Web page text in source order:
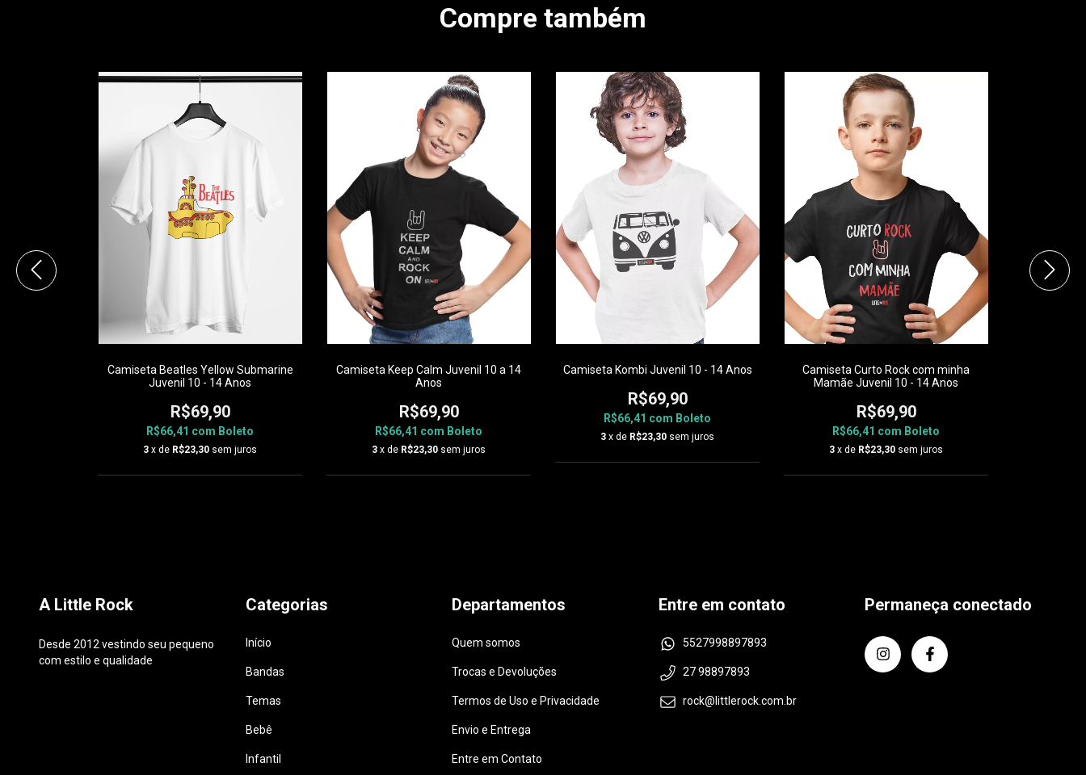
Compre também
Camiseta Beatles Yellow Submarine
Juvenil 10 - 14 Anos
R$69,90
R$66,41 com Boleto
3 x de R$23,30 sem juros
Camiseta Keep Calm Juvenil 10 a 14
Anos
R$69,90
R$66,41 com Boleto
3 x de R$23,30 sem juros
Camiseta Kombi Juvenil 10 - 14 Anos
R$69,90
R$66,41 com Boleto
3 x de R$23,30 sem juros
Camiseta Curto Rock com minha
Mamãe Juvenil 10 - 14 Anos
R$69,90
R$66,41 com Boleto
3 x de R$23,30 sem juros
A Little Rock
Desde 2012 vestindo seu pequeno
com estilo e qualidade
Categorias
Início
Bandas
Temas
Bebê
Infantil
Departamentos
Quem somos
Trocas e Devoluções
Termos de Uso e Privacidade
Envio e Entrega
Entre em Contato
Entre em contato
5527998897893
27 98897893
rock@littlerock.com.br
Permaneça conectado